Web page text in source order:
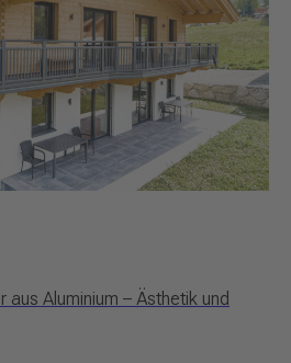
Aluminium – Ästhetik und